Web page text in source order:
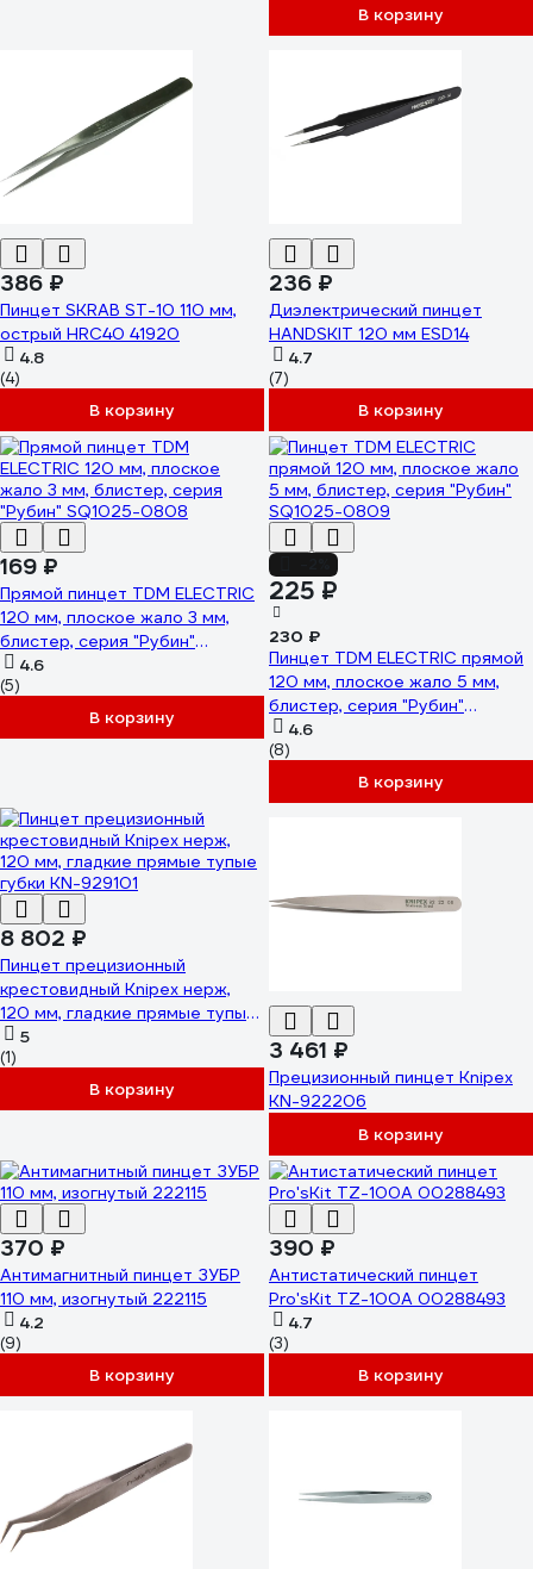
В корзину
386 ₽
Пинцет SKRAB ST-10 110 мм,
острый HRC40 41920
4.8
(4)
В корзину
236 ₽
Диэлектрический пинцет
HANDSKIT 120 мм ESD14
4.7
(7)
В корзину
169 ₽
Прямой пинцет TDM ELECTRIC
120 мм, плоское жало 3 мм,
блистер, серия "Рубин"
SQ1025-0808
4.6
(5)
В корзину
225 ₽
230 ₽
Пинцет TDM ELECTRIC прямой
120 мм, плоское жало 5 мм,
блистер, серия "Рубин"
SQ1025-0809
4.6
(8)
В корзину
8 802 ₽
Пинцет прецизионный
крестовидный Knipex нерж,
120 мм, гладкие прямые тупые
губки KN-929101
5
(1)
В корзину
3 461 ₽
Прецизионный пинцет Knipex
KN-922206
В корзину
370 ₽
Антимагнитный пинцет ЗУБР
110 мм, изогнутый 222115
4.2
(9)
В корзину
390 ₽
Антистатический пинцет
Pro'sKit TZ-100A 00288493
4.7
(3)
В корзину